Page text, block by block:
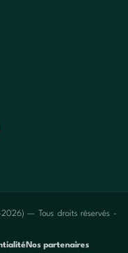
— Tous droits réservés -
Nos partenaires